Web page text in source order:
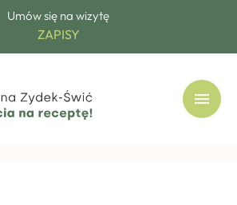
Umów się na wizytę
ZAPISY